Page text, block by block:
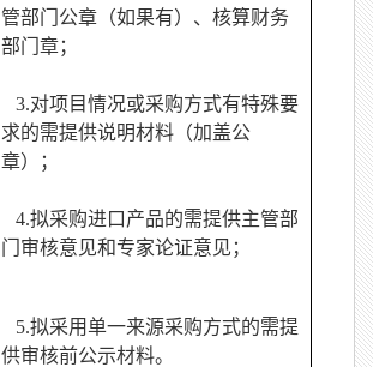
管部门公章（如果有）、核算财务
部门章；
3.对项目情况或采购方式有特殊要
求的需提供说明材料（加盖公
章）；
4.拟采购进口产品的需提供主管部
门审核意见和专家论证意见；
5.拟采用单一来源采购方式的需提
供审核前公示材料。